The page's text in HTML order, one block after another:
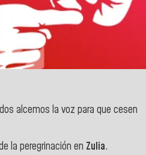
alcemos la voz para que cesen
la peregrinación en Zulia.